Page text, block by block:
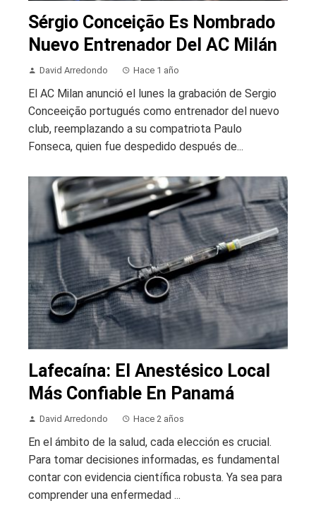
Sérgio Conceição Es Nombrado
Nuevo Entrenador Del AC Milán
David Arredondo Hace 1 año
El AC Milan anunció el lunes la grabación de Sergio
Conceeição portugués como entrenador del nuevo
club, reemplazando a su compatriota Paulo
Fonseca, quien fue despedido después de...
Lafecaína: El Anestésico Local
Más Confiable En Panamá
David Arredondo Hace 2 años
En el ámbito de la salud, cada elección es crucial.
Para tomar decisiones informadas, es fundamental
contar con evidencia científica robusta. Ya sea para
comprender una enfermedad ...